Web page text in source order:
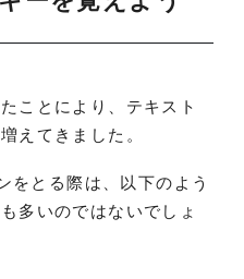
ことにより、テキスト
えてきました。
をとる際は、以下のよう
多いのではないでしょ